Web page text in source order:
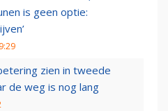
is geen optie:
zien in tweede
de weg is nog lang